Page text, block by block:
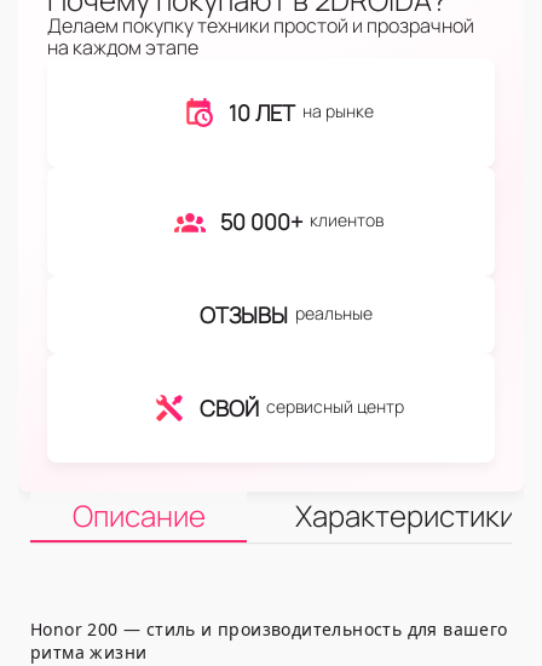
Делаем покупку техники простой и прозрачной
на каждом этапе
10 ЛЕТ на рынке
50 000+ клиентов
ОТЗЫВЫ реальные
СВОЙ сервисный центр
Описание Характеристики
Honor 200 — стиль и производительность для вашего
ритма жизни